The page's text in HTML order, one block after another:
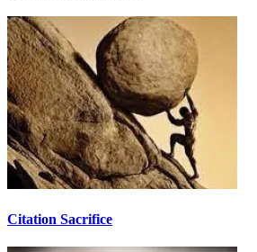
Citation Sacrifice